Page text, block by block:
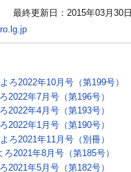
最終更新日：2015年03月30日
ろ2022年10月号（第199号）
2022年7月号（第196号）
2022年4月号（第193号）
2022年1月号（第190号）
ろ2021年11月号（別冊）
ろ2021年8月号（第185号）
2021年5月号（第182号）